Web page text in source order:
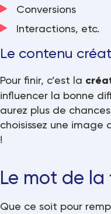
Conversions
Interactions, etc.
Le contenu
Pour finir, c’est la
influencer la bonne
aurez plus de
choisissez une
!
Le mot de la
Que ce soit pour